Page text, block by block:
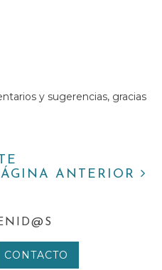
y sugerencias, gracias
ANTERIOR
CONTACTO